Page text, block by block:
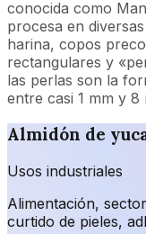
conocida como
procesa en
harina, copos
rectangulares y
las perlas son la
entre casi 1 mm y 8
Almidón de
Usos industriales
Alimentación,
curtido de pieles,